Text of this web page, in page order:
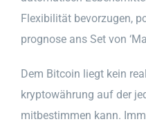
Flexibilität bevorzugen,
prognose ans Set von
Dem Bitcoin liegt kein
kryptowährung auf der
mitbestimmen kann.